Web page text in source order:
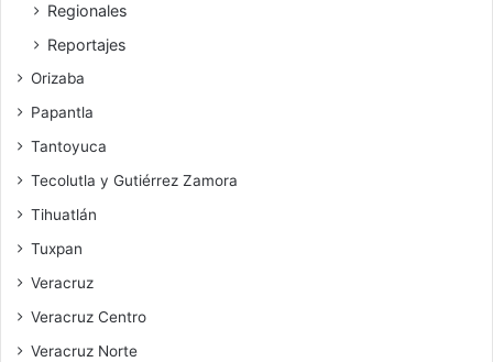
Regionales
Reportajes
Orizaba
Papantla
Tantoyuca
Tecolutla y Gutiérrez Zamora
Tihuatlán
Tuxpan
Veracruz
Veracruz Centro
Veracruz Norte